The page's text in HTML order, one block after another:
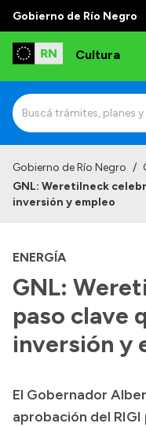
Gobierno de Río Negro
Cultura
Institucional
Autoridades
Delegaciones
Normativa
Presupuesto
Gobierno de Río Negro /
GNL: Weretilneck
inversión y empleo
ENERGÍA
GNL:
paso clave
inversión y
El Gobernador
aprobación del